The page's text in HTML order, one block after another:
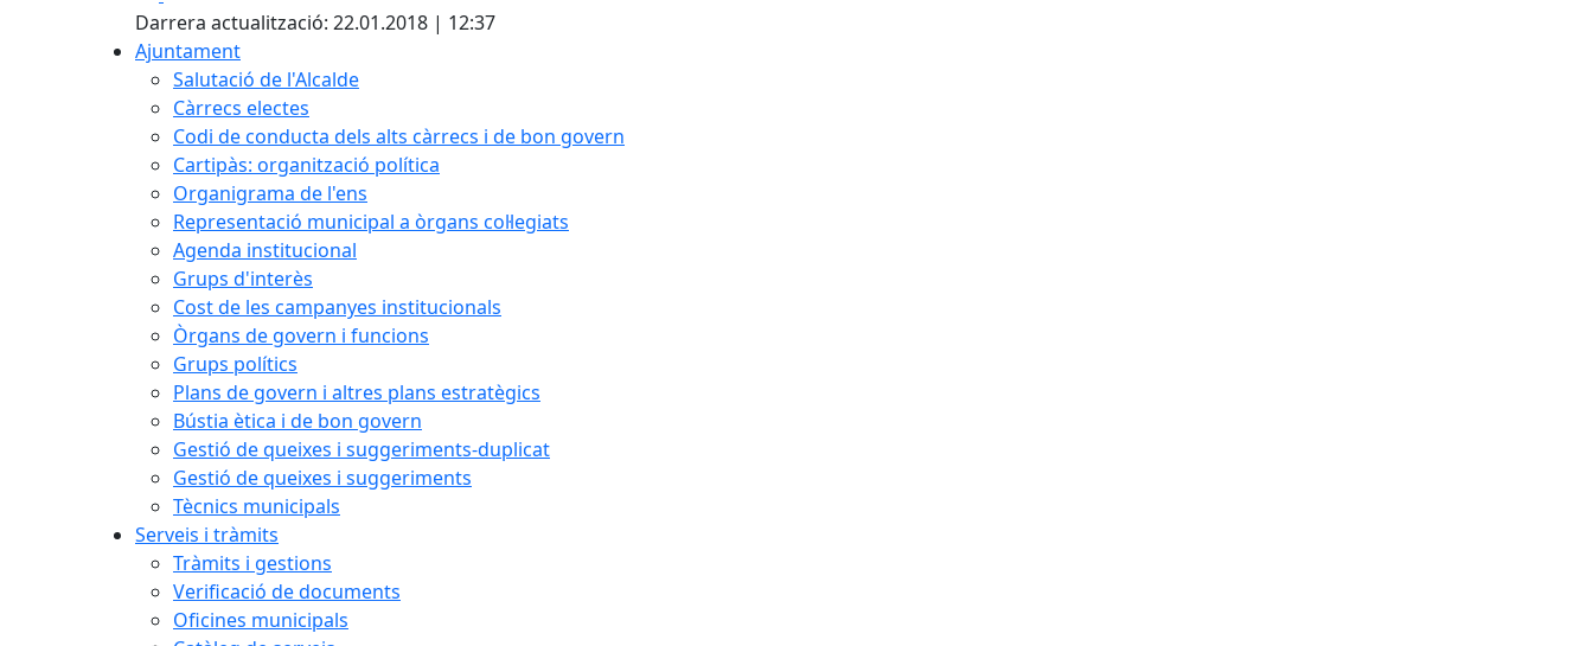
Darrera actualització: 22.01.2018 | 12:37
Ajuntament
Salutació de l'Alcalde
Càrrecs electes
Codi de conducta dels alts càrrecs i de bon govern
Cartipàs: organització política
Organigrama de l'ens
Representació municipal a òrgans col·legiats
Agenda institucional
Grups d'interès
Cost de les campanyes institucionals
Òrgans de govern i funcions
Grups polítics
Plans de govern i altres plans estratègics
Bústia ètica i de bon govern
Gestió de queixes i suggeriments-duplicat
Gestió de queixes i suggeriments
Tècnics municipals
Serveis i tràmits
Tràmits i gestions
Verificació de documents
Oficines municipals